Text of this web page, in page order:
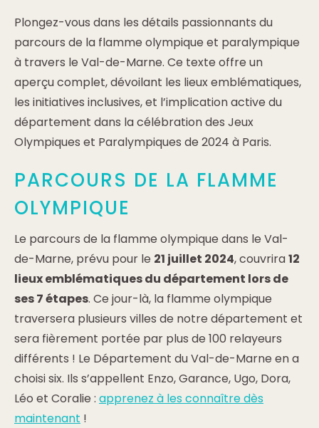
Plongez-vous dans les détails passionnants du
parcours de la flamme olympique et paralympique
à travers le Val-de-Marne. Ce texte offre un
aperçu complet, dévoilant les lieux emblématiques,
les initiatives inclusives, et l’implication active du
département dans la célébration des Jeux
Olympiques et Paralympiques de 2024 à Paris.
PARCOURS DE LA FLAMME
OLYMPIQUE
Le parcours de la flamme olympique dans le Val-
de-Marne, prévu pour le 21 juillet 2024, couvrira12
lieux emblématiques du département lors de
ses 7 étapes. Ce jour-là, la flamme olympique
traversera plusieurs villes de notre département et
sera fièrement portée par plus de 100 relayeurs
différents ! Le Département du Val-de-Marne en a
choisi six. Ils s’appellent Enzo, Garance, Ugo, Dora,
Léo et Coralie : apprenez à les connaître dès
maintenant !